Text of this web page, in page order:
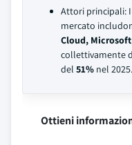
Attori principali:
mercato
Cloud,
collettivamente
del 51% nel 2025.
Ottieni